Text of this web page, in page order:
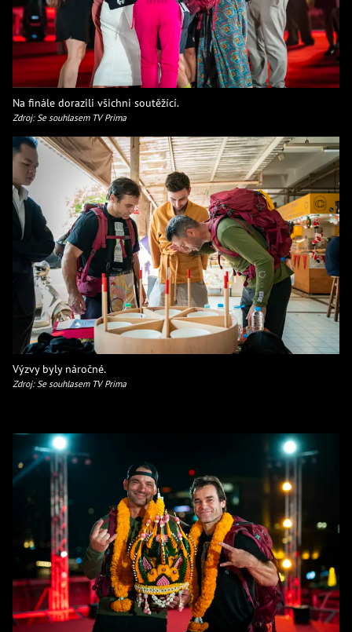
Na finále dorazili všichni soutěžící.
Zdroj: Se souhlasem TV Prima
Výzvy byly náročné.
Zdroj: Se souhlasem TV Prima